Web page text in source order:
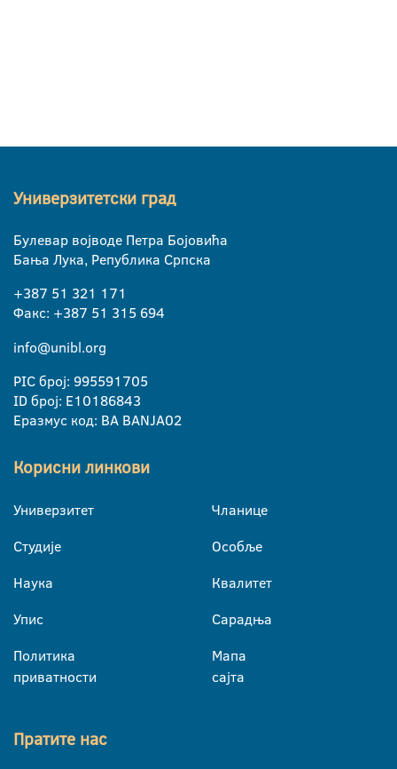
Универзитетски град
Булевар војводе Петра Бојовића
Бања Лука, Република Српска
+387 51 321 171
Факс: +387 51 315 694
info@unibl.org
PIC број: 995591705
ID број: E10186843
Еразмус код: BA BANJA02
Корисни линкови
Универзитет
Студије
Наука
Упис
Политика
приватности
Чланице
Особље
Квалитет
Сарадња
Мапа
сајта
Пратите нас